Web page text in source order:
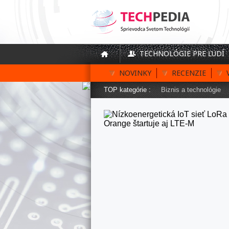
TECHNOLÓGIE PRE ĽUDÍ
NOVINKY
RECENZIE
TOP kategórie : Biznis a technológie